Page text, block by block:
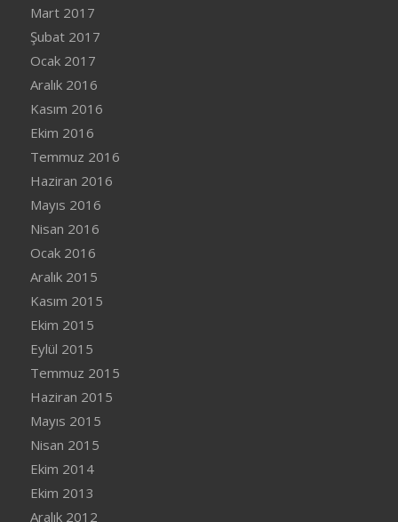
Mart 2017
Şubat 2017
Ocak 2017
Aralık 2016
Kasım 2016
Ekim 2016
Temmuz 2016
Haziran 2016
Mayıs 2016
Nisan 2016
Ocak 2016
Aralık 2015
Kasım 2015
Ekim 2015
Eylül 2015
Temmuz 2015
Haziran 2015
Mayıs 2015
Nisan 2015
Ekim 2014
Ekim 2013
Aralık 2012